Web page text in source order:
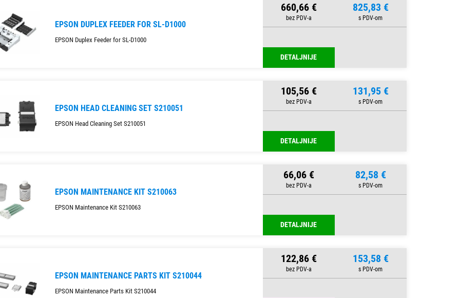
EPSON DUPLEX FEEDER FOR SL-D1000
EPSON Duplex Feeder for SL-D1000
660,66 € 825,83 €
DETALJNIJE
EPSON HEAD CLEANING SET S210051
EPSON Head Cleaning Set S210051
105,56 € 131,95 €
DETALJNIJE
EPSON MAINTENANCE KIT S210063
EPSON Maintenance Kit S210063
66,06 € 82,58 €
DETALJNIJE
EPSON MAINTENANCE PARTS KIT S210044
EPSON Maintenance Parts Kit S210044
122,86 € 153,58 €